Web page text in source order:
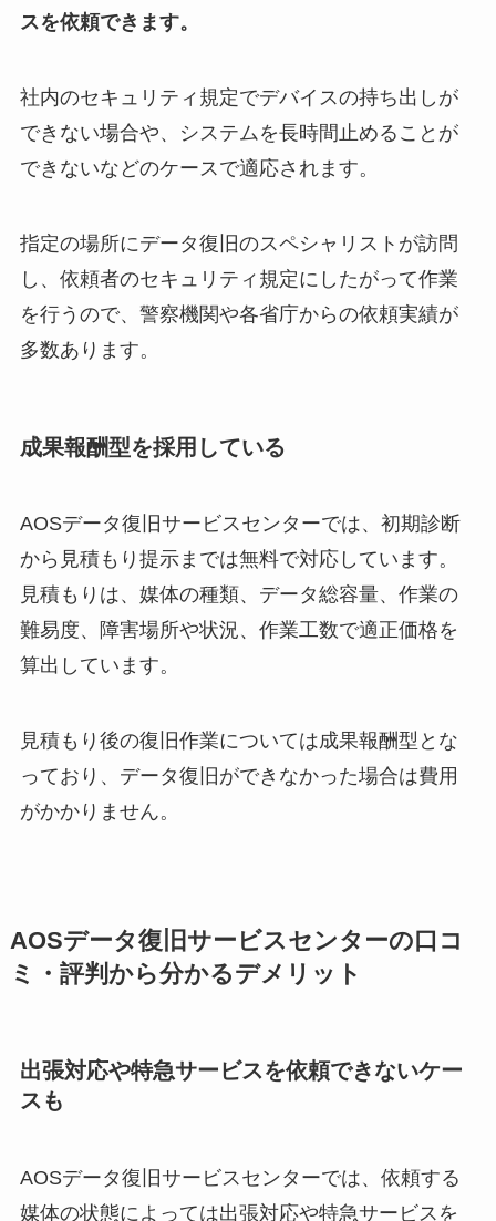
スを依頼できます。
社内のセキュリティ規定でデバイスの持ち出しが
できない場合や、システムを長時間止めることが
できないなどのケースで適応されます。
指定の場所にデータ復旧のスペシャリストが訪問
し、依頼者のセキュリティ規定にしたがって作業
を行うので、警察機関や各省庁からの依頼実績が
多数あります。
成果報酬型を採用している
AOSデータ復旧サービスセンターでは、初期診断
から見積もり提示までは無料で対応しています。
見積もりは、媒体の種類、データ総容量、作業の
難易度、障害場所や状況、作業工数で適正価格を
算出しています。
見積もり後の復旧作業については成果報酬型とな
っており、データ復旧ができなかった場合は費用
がかかりません。
AOSデータ復旧サービスセンターの口コ
ミ・評判から分かるデメリット
出張対応や特急サービスを依頼できないケー
スも
AOSデータ復旧サービスセンターでは、依頼する
媒体の状態によっては出張対応や特急サービスを